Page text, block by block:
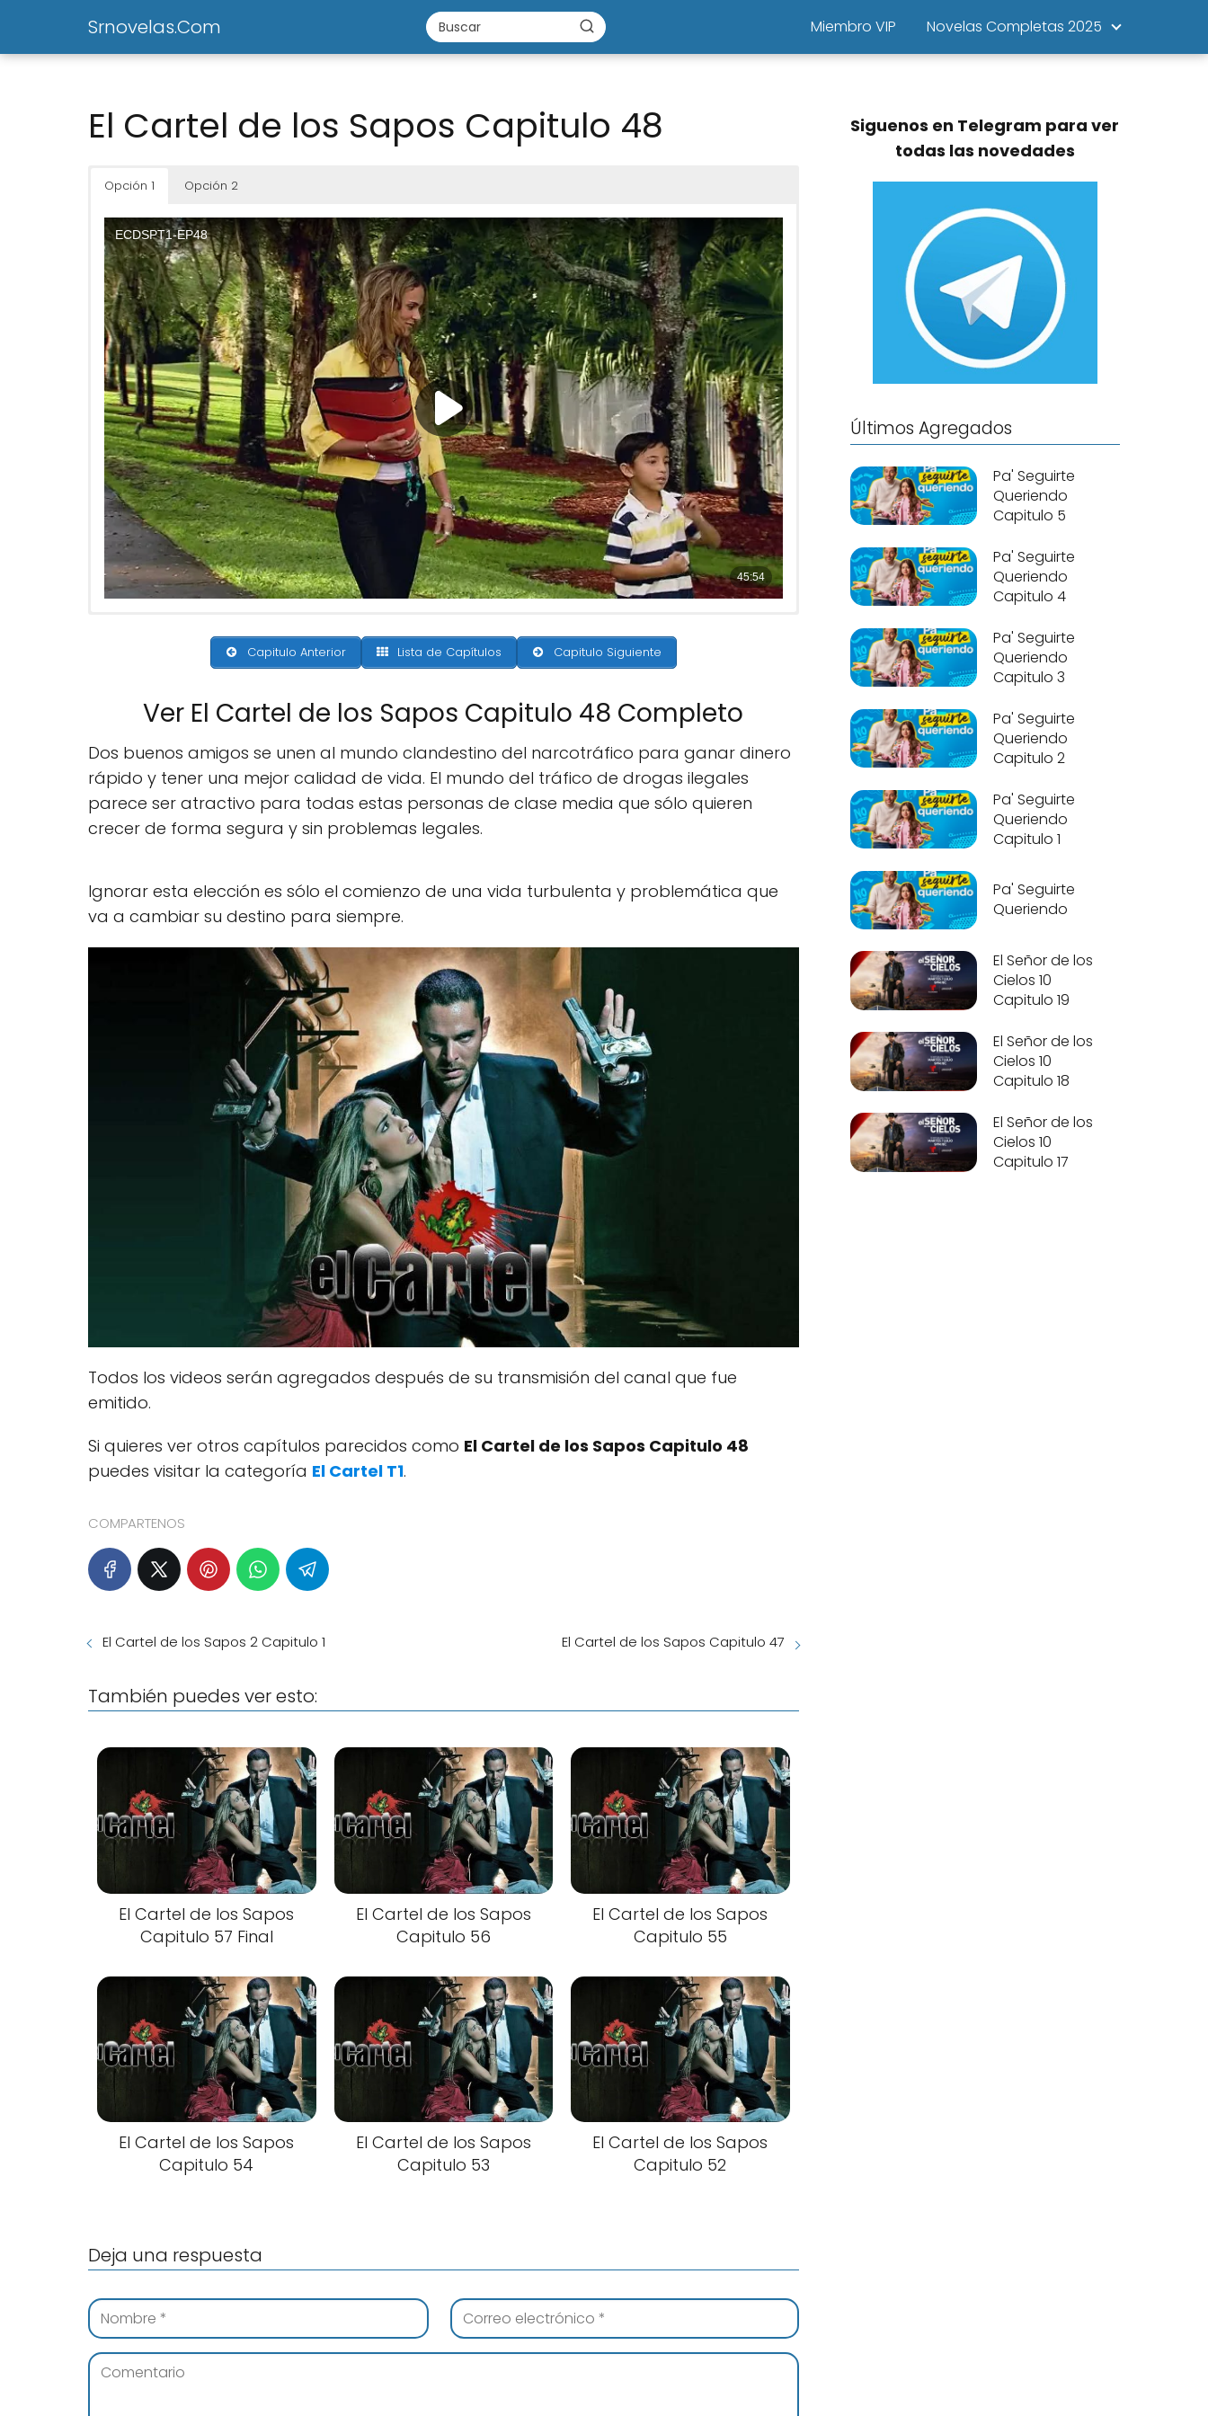
Srnovelas.Com Miembro VIP Novelas Completas 2025
El Cartel de los Sapos Capitulo 48
Opción 1 Opción 2
Capitulo Anterior Lista de Capítulos Capitulo Siguiente
Ver El Cartel de los Sapos Capitulo 48 Completo
Dos buenos amigos se unen al mundo clandestino del narcotráfico para ganar dinero
rápido y tener una mejor calidad de vida. El mundo del tráfico de drogas ilegales
parece ser atractivo para todas estas personas de clase media que sólo quieren
crecer de forma segura y sin problemas legales.
Ignorar esta elección es sólo el comienzo de una vida turbulenta y problemática que
va a cambiar su destino para siempre.
Todos los videos serán agregados después de su transmisión del canal que fue
emitido.
Si quieres ver otros capítulos parecidos como El Cartel de los Sapos Capitulo 48
puedes visitar la categoría El Cartel T1.
COMPARTENOS
El Cartel de los Sapos 2 Capitulo 1 El Cartel de los Sapos Capitulo 47
También puedes ver esto:
El Cartel de los Sapos
Capitulo 57 Final
El Cartel de los Sapos
Capitulo 56
El Cartel de los Sapos
Capitulo 55
El Cartel de los Sapos
Capitulo 54
El Cartel de los Sapos
Capitulo 53
El Cartel de los Sapos
Capitulo 52
Deja una respuesta
Siguenos en Telegram para ver
todas las novedades
Últimos Agregados
Pa' Seguirte
Queriendo
Capitulo 5
Pa' Seguirte
Queriendo
Capitulo 4
Pa' Seguirte
Queriendo
Capitulo 3
Pa' Seguirte
Queriendo
Capitulo 2
Pa' Seguirte
Queriendo
Capitulo 1
Pa' Seguirte
Queriendo
El Señor de los
Cielos 10
Capitulo 19
El Señor de los
Cielos 10
Capitulo 18
El Señor de los
Cielos 10
Capitulo 17